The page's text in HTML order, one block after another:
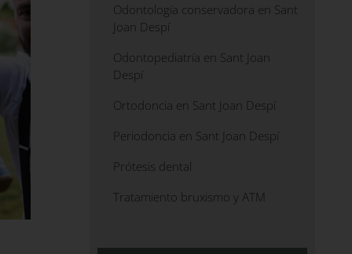
Odontología conservadora en Sant
Joan Despí
Odontopediatría en Sant Joan
Despí
Ortodoncia en Sant Joan Despí
Periodoncia en Sant Joan Despí
Prótesis dental
Tratamiento bruxismo y ATM